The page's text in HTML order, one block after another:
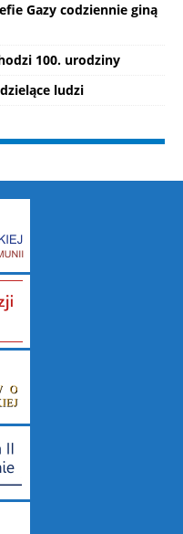
Gazy codziennie giną
100. urodziny
ludzi